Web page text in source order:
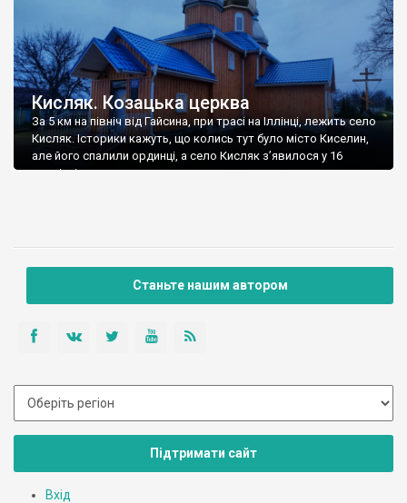
Кисляк. Козацька церква
За 5 км на північ від Гайсина, при трасі на Іллінці, лежить село
Кисляк. Історики кажуть, що колись тут було місто Киселин,
але його спалили ординці, а село Кисляк з’явилося у 16
столітті.
Станьте нашим автором
Підтримати сайт
Вхід